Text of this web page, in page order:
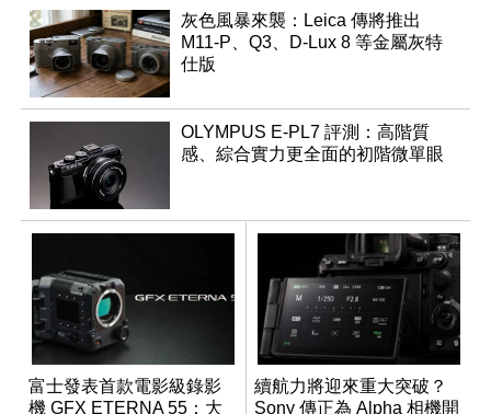
灰色風暴來襲：Leica 傳將推出
M11-P、Q3、D-Lux 8 等金屬灰特
仕版
OLYMPUS E-PL7 評測：高階質
感、綜合實力更全面的初階微單眼
富士發表首款電影級錄影
機 GFX ETERNA 55：大
續航力將迎來重大突破？
Sony 傳正為 Alpha 相機開